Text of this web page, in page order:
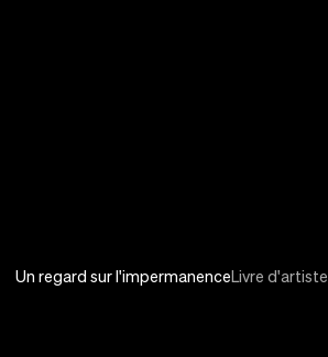
Un regard sur l'impermanenceLivre d'artiste